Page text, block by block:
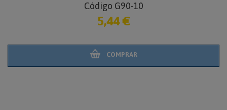
Código G90-10
5,44 €
COMPRAR